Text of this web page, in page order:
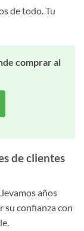
de todo. Tu
comprar al
de clientes
años
su confianza con